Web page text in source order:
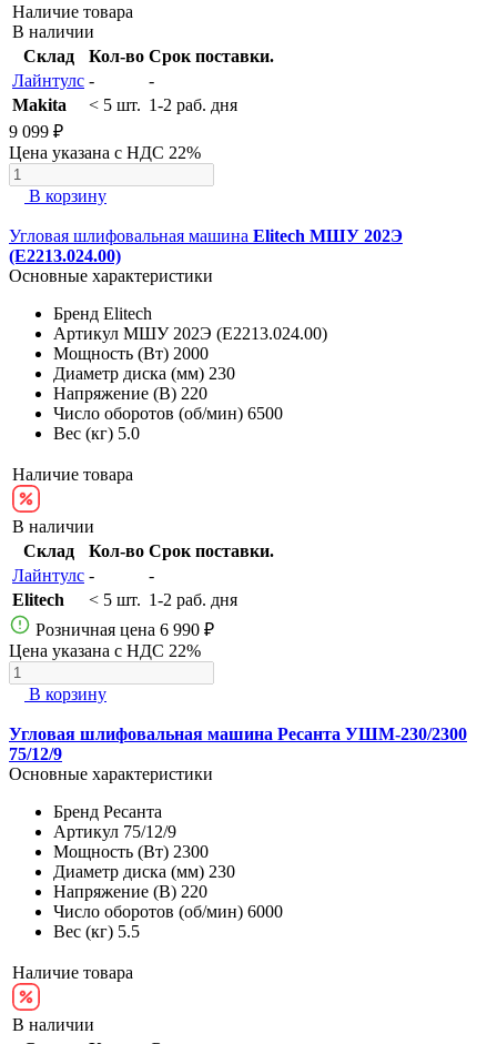
Наличие товара
В наличии
Склад
Кол-во Срок поставки.
Лайнтулс -
-
Makita
< 5 шт. 1-2 раб. дня
9 099 ₽
Цена указана с НДС 22%
В корзину
Угловая шлифовальная машина Elitech МШУ 202Э
(E2213.024.00)
Основные характеристики
Бренд Elitech
Артикул МШУ 202Э (E2213.024.00)
Мощность (Вт) 2000
Диаметр диска (мм) 230
Напряжение (В) 220
Число оборотов (об/мин) 6500
Вес (кг) 5.0
Наличие товара
В наличии
Склад
Кол-во Срок поставки.
Лайнтулс -
-
Elitech
< 5 шт. 1-2 раб. дня
Розничная цена 6 990 ₽
Цена указана с НДС 22%
В корзину
Угловая шлифовальная машина Ресанта УШМ-230/2300
75/12/9
Основные характеристики
Бренд Ресанта
Артикул 75/12/9
Мощность (Вт) 2300
Диаметр диска (мм) 230
Напряжение (В) 220
Число оборотов (об/мин) 6000
Вес (кг) 5.5
Наличие товара
В наличии